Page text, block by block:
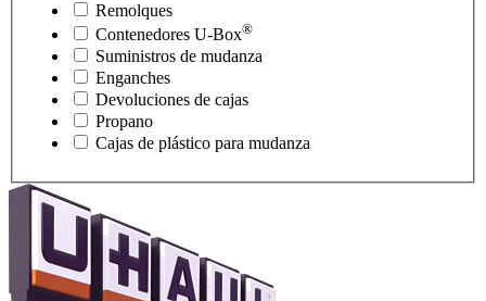
Remolques
Contenedores U-Box®
Suministros de mudanza
Enganches
Devoluciones de cajas
Propano
Cajas de plástico para mudanza